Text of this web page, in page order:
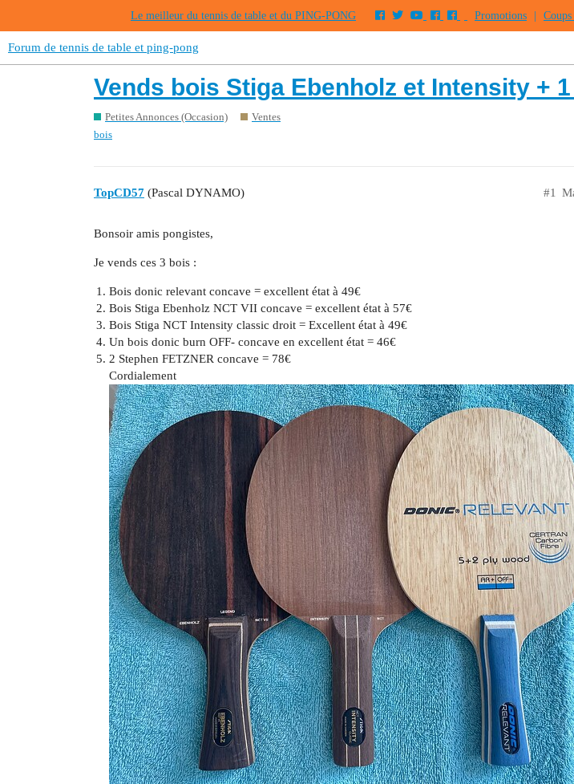
Le meilleur du tennis de table et du PING-PONG Promotions
Forum de tennis de table et ping-pong
Vends bois Stiga Ebenholz et Intensity +
Petites Annonces (Occasion)
Ventes
bois
TopCD57 (Pascal DYNAMO) #1
Bonsoir amis pongistes,
Je vends ces 3 bois :
Bois donic relevant concave = excellent état à 49€
Bois Stiga Ebenholz NCT VII concave = excellent état à 57€
Bois Stiga NCT Intensity classic droit = Excellent état à 49€
Un bois donic burn OFF- concave en excellent état = 46€
2 Stephen FETZNER concave = 78€
Cordialement